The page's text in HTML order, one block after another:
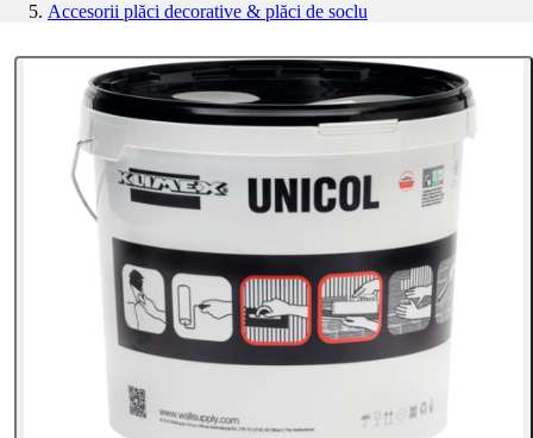
Accesorii plăci decorative & plăci de soclu